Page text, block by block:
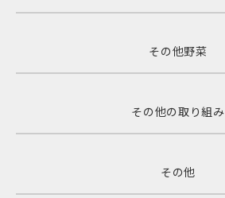
その他野菜
その他の取り組み
その他